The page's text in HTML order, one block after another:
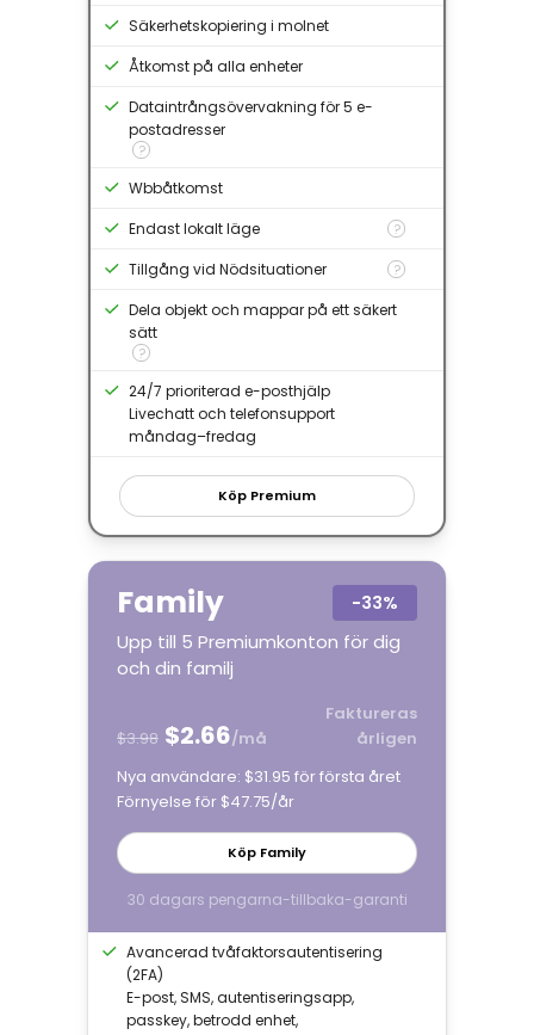
Säkerhetskopiering i molnet
Åtkomst på alla enheter
Dataintrångsövervakning för 5 e-
postadresser
?
Wbbåtkomst
Endast lokalt läge
?
Tillgång vid Nödsituationer ?
Dela objekt och mappar på ett säkert
sätt
?
24/7 prioriterad e-posthjälp
Livechatt och telefonsupport
måndag–fredag
Köp Premium
Family −33%
Upp till 5 Premiumkonton för dig
och din familj
$3.98 $2.66/må
Faktureras
årligen
Nya användare: $31.95 för första året
Förnyelse för $47.75/år
Köp Family
30 dagars pengarna-tillbaka-garanti
Avancerad tvåfaktorsautentisering
(2FA)
E-post, SMS, autentiseringsapp,
passkey, betrodd enhet,